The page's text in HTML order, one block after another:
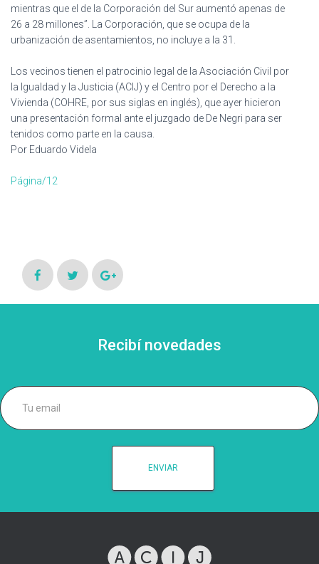
mientras que el de la Corporación del Sur aumentó apenas de
26 a 28 millones”. La Corporación, que se ocupa de la
urbanización de asentamientos, no incluye a la 31.
Los vecinos tienen el patrocinio legal de la Asociación Civil por
la Igualdad y la Justicia (ACIJ) y el Centro por el Derecho a la
Vivienda (COHRE, por sus siglas en inglés), que ayer hicieron
una presentación formal ante el juzgado de De Negri para ser
tenidos como parte en la causa.
Por Eduardo Videla
Página/12
Recibí novedades